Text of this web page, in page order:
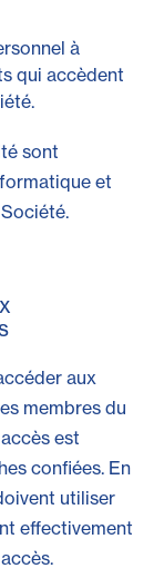
à
qui accèdent
sont
et
aux
membres du
est
confiées. En
utiliser
effectivement